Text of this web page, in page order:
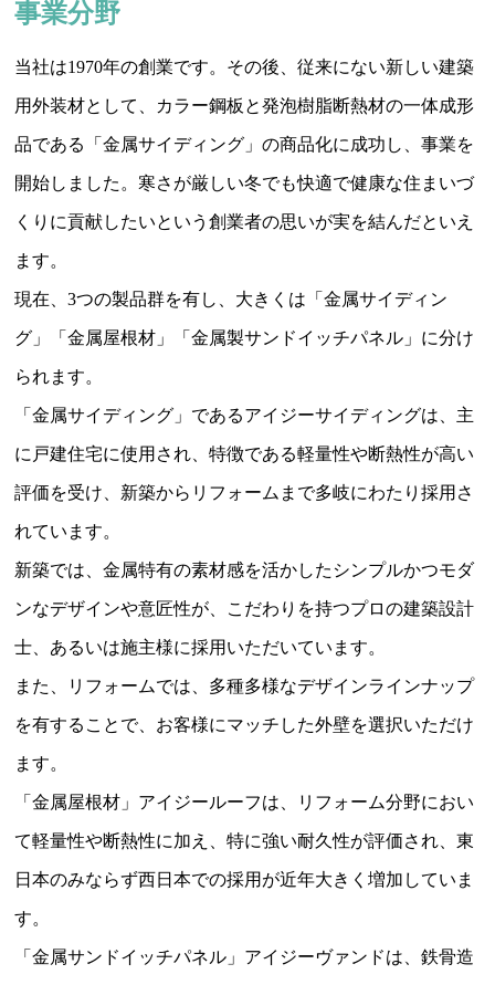
事業分野
当社は1970年の創業です。その後、従来にない新しい建築
用外装材として、カラー鋼板と発泡樹脂断熱材の一体成形
品である「金属サイディング」の商品化に成功し、事業を
開始しました。寒さが厳しい冬でも快適で健康な住まいづ
くりに貢献したいという創業者の思いが実を結んだといえ
ます。
現在、3つの製品群を有し、大きくは「金属サイディン
グ」「金属屋根材」「金属製サンドイッチパネル」に分け
られます。
「金属サイディング」であるアイジーサイディングは、主
に戸建住宅に使用され、特徴である軽量性や断熱性が高い
評価を受け、新築からリフォームまで多岐にわたり採用さ
れています。
新築では、金属特有の素材感を活かしたシンプルかつモダ
ンなデザインや意匠性が、こだわりを持つプロの建築設計
士、あるいは施主様に採用いただいています。
また、リフォームでは、多種多様なデザインラインナップ
を有することで、お客様にマッチした外壁を選択いただけ
ます。
「金属屋根材」アイジールーフは、リフォーム分野におい
て軽量性や断熱性に加え、特に強い耐久性が評価され、東
日本のみならず西日本での採用が近年大きく増加していま
す。
「金属サンドイッチパネル」アイジーヴァンドは、鉄骨造